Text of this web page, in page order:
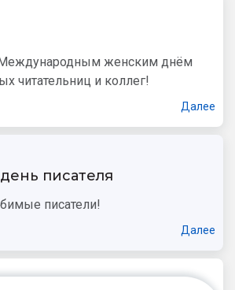
женским днём
читательниц и коллег!
Далее
писателя
писатели!
Далее